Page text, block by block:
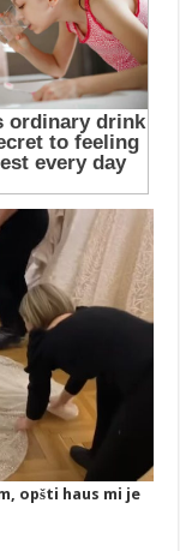
opšti haus mi je